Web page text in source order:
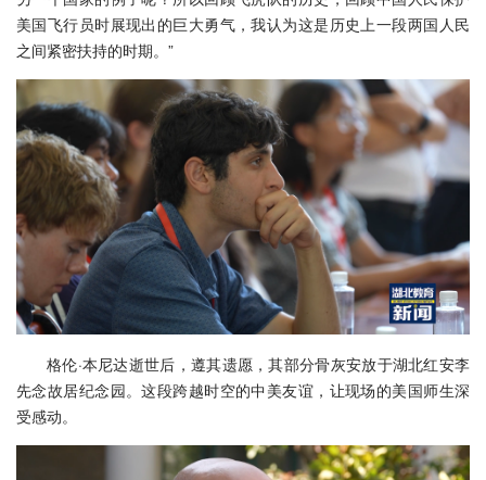
美国飞行员时展现出的巨大勇气，我认为这是历史上一段两国人民
之间紧密扶持的时期。”
格伦·本尼达逝世后，遵其遗愿，其部分骨灰安放于湖北红安李
先念故居纪念园。这段跨越时空的中美友谊，让现场的美国师生深
受感动。